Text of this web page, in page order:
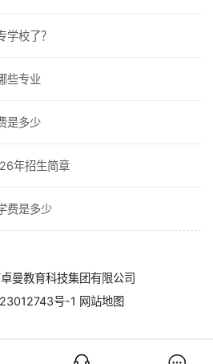
校了？
些专业
是多少
年招生简章
费是多少
曼教育科技集团有限公司
号-1 网站地图